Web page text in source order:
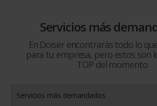
Servicios más
En Doiser encontrarás todo lo
para tu empresa, pero estos son
TOP del momento
Servicios más demandados